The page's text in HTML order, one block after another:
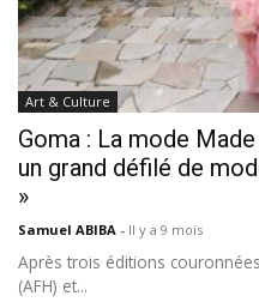
Art & Culture
Goma : La mode
un grand défilé de
»
Samuel ABIBA - Il y a 9 mois
Après trois éditions
(AFH) et...